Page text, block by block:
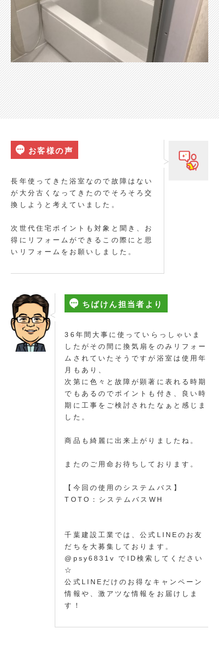
お客様の声
長年使ってきた浴室なので故障はない
が大分古くなってきたのでそろそろ交
換しようと考えていました。
次世代住宅ポイントも対象と聞き、お
得にリフォームができるこの際にと思
いリフォームをお願いしました。
ちばけん担当者より
36年間大事に使っていらっしゃいま
したがその間に換気扇をのみリフォー
ムされていたそうですが浴室は使用年
月もあり、
次第に色々と故障が顕著に表れる時期
でもあるのでポイントも付き、良い時
期に工事をご検討されたなぁと感じま
した。
商品も綺麗に出来上がりましたね。
またのご用命お待ちしております。
【今回の使用のシステムバス】
TOTO：システムバスWH
千葉建設工業では、公式LINEのお友
だちを大募集しております。
@psy6831v でID検索してください
☆
公式LINEだけのお得なキャンペーン
情報や、激アツな情報をお届けしま
す！